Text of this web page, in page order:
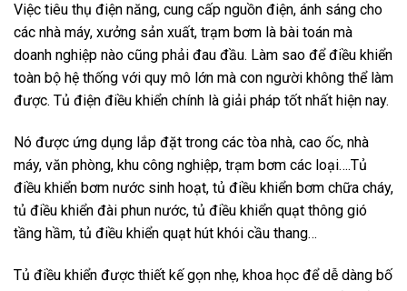
Việc tiêu thụ điện năng, cung cấp nguồn điện, ánh sáng cho
các nhà máy, xưởng sản xuất, trạm bơm là bài toán mà
doanh nghiệp nào cũng phải đau đầu. Làm sao để điều khiển
toàn bộ hệ thống với quy mô lớn mà con người không thể làm
được. Tủ điện điều khiển chính là giải pháp tốt nhất hiện nay.
Nó được ứng dụng lắp đặt trong các tòa nhà, cao ốc, nhà
máy, văn phòng, khu công nghiệp, trạm bơm các loại….Tủ
điều khiển bơm nước sinh hoạt, tủ điều khiển bơm chữa cháy,
tủ điều khiển đài phun nước, tủ điều khiển quạt thông gió
tầng hầm, tủ điều khiển quạt hút khói cầu thang…
Tủ điều khiển được thiết kế gọn nhẹ, khoa học để dễ dàng bố